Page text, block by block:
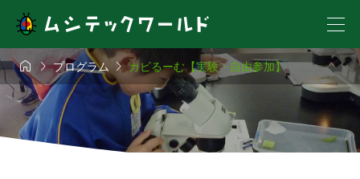
 プログラムカビるーむ【実験・自由参加】